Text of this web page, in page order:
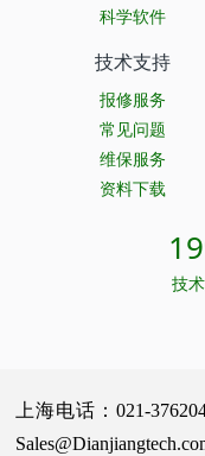
科学软件
技术支持
报修服务
常见问题
维保服务
资料下载
技
上海电话：021-